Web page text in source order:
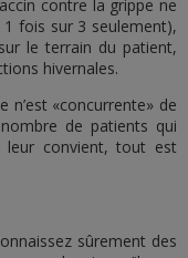
contre la grippe ne
fois sur 3 seulement),
le terrain du patient,
hivernales.
n’est «concurrente» de
de patients qui
convient, tout est
sûrement des